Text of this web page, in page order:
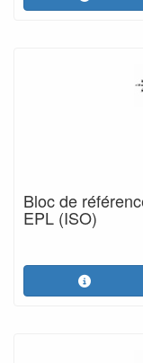
Bloc de
EPL (ISO)